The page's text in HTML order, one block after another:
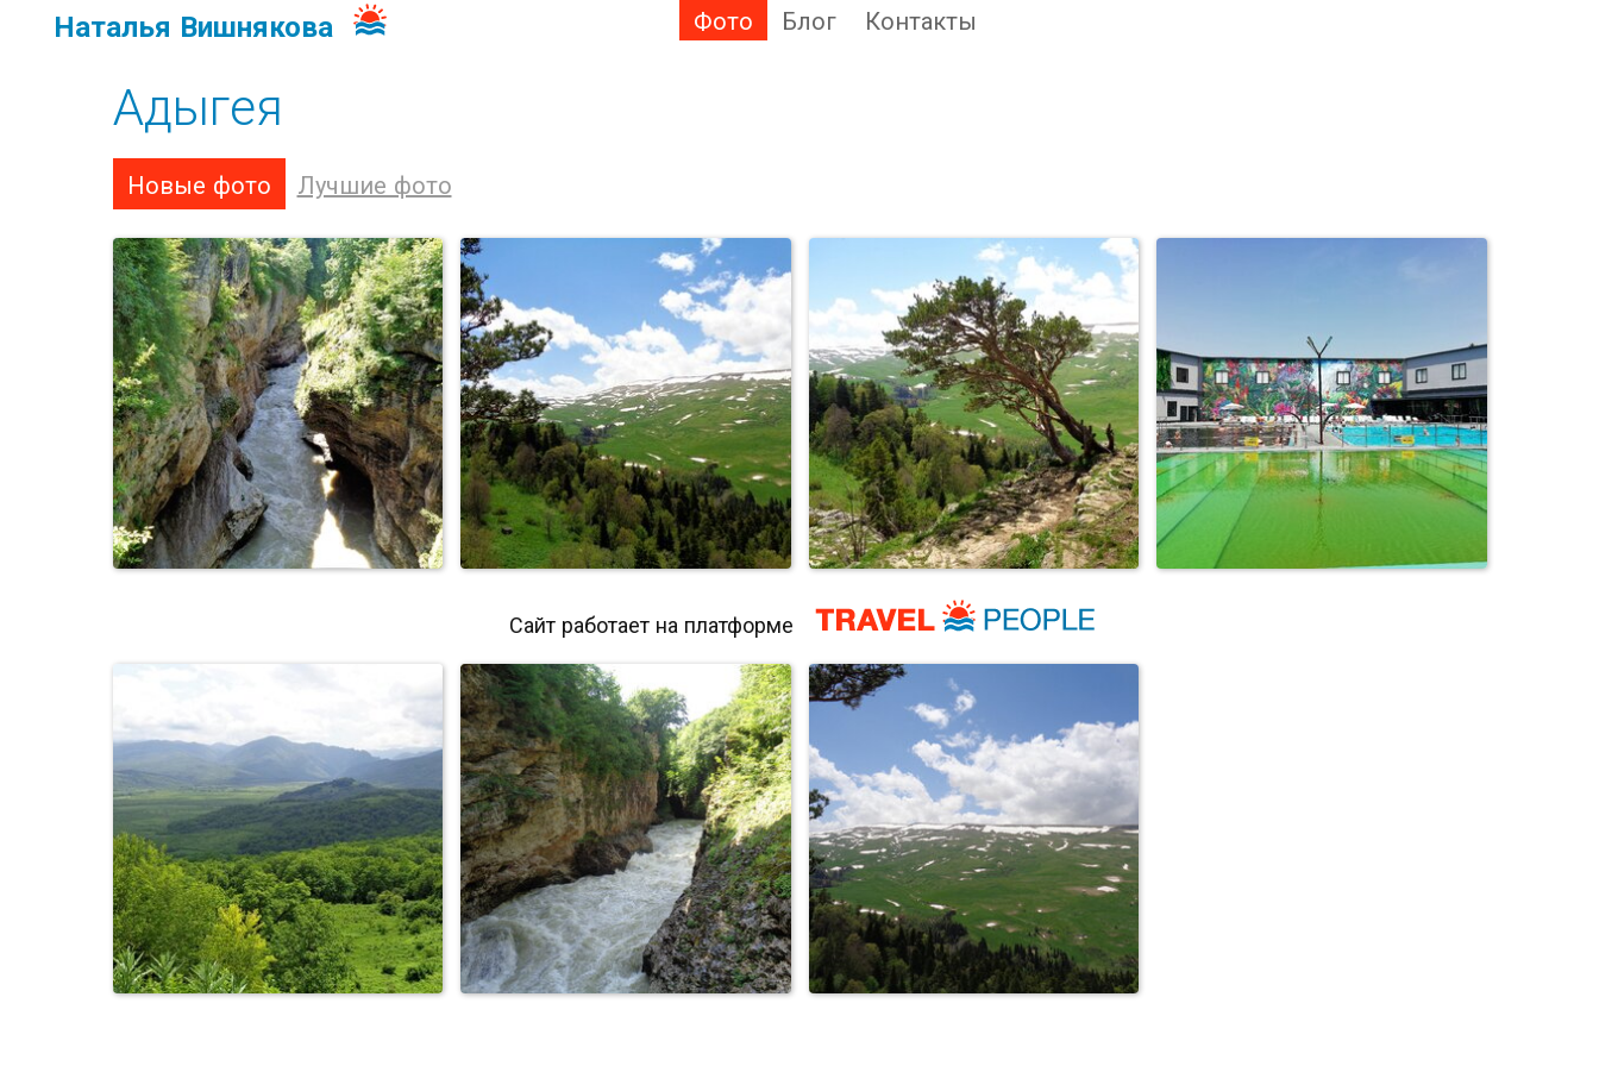
Наталья Вишнякова Фото Блог Контакты
Адыгея
Новые фото Лучшие фото
Река Плато Лаго-Наки Плато Лаго-Наки
Сайт работает на платформе